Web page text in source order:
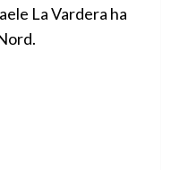
La Vardera ha